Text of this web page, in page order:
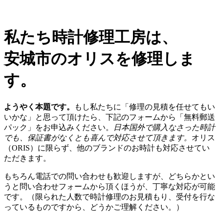
私たち時計修理工房は、
安城市のオリスを修理しま
す。
ようやく本題です。
もし私たちに「修理の見積を任せてもい
いかな」と思って頂けたら、下記のフォームから「無料郵送
パック」をお申込みください。
日本国外で購入なさった時計
でも、保証書がなくとも喜んで対応させて頂きます。 オリス
（ORIS）に限らず、他のブランドのお時計も対応させてい
ただきます。
もちろん電話での問い合わせも歓迎しますが、どちらかとい
うと問い合わせフォームから頂くほうが、丁寧な対応が可能
です。（限られた人数で時計修理のお見積もり、受付を行な
っているものですから、どうかご理解ください。）